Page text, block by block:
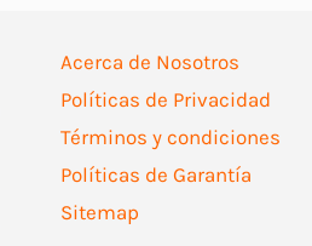
Acerca de Nosotros
Políticas de Privacidad
Términos y condiciones
Políticas de Garantía
Sitemap